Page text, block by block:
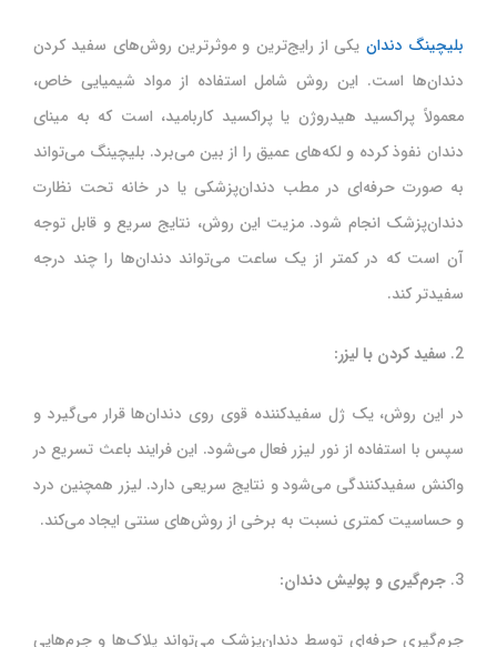
بلیچینگ دندان یکی از رایج‌ترین و موثرترین روش‌های سفید کردن
دندان‌ها است. این روش شامل استفاده از مواد شیمیایی خاص،
معمولاً پراکسید هیدروژن یا پراکسید کاربامید، است که به مینای
دندان نفوذ کرده و لکه‌های عمیق را از بین می‌برد. بلیچینگ می‌تواند
به صورت حرفه‌ای در مطب دندان‌پزشکی یا در خانه تحت نظارت
دندان‌پزشک انجام شود. مزیت این روش، نتایج سریع و قابل توجه
آن است که در کمتر از یک ساعت می‌تواند دندان‌ها را چند درجه
سفیدتر کند.
2. سفید کردن با لیزر:
در این روش، یک ژل سفیدکننده قوی روی دندان‌ها قرار می‌گیرد و
سپس با استفاده از نور لیزر فعال می‌شود. این فرایند باعث تسریع در
واکنش سفیدکنندگی می‌شود و نتایج سریعی دارد. لیزر همچنین درد
و حساسیت کمتری نسبت به برخی از روش‌های سنتی ایجاد می‌کند.
3. جرم‌گیری و پولیش دندان:
جرم‌گیری حرفه‌ای توسط دندان‌پزشک می‌تواند پلاک‌ها و جرم‌هایی